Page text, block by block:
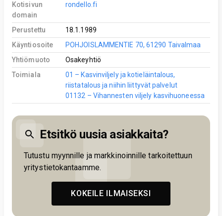
Kotisivun
domain
rondello.fi
Perustettu
18.1.1989
Käyntiosoite
POHJOISLAMMENTIE 70, 61290 Taivalmaa
Yhtiömuoto
Osakeyhtiö
Toimiala
01 – Kasvinviljely ja kotieläintalous,
riistatalous ja niihin liittyvät palvelut
01132 – Vihannesten viljely kasvihuoneessa
Etsitkö uusia asiakkaita?
Tutustu myynnille ja markkinoinnille tarkoitettuun
yritystietokantaamme.
KOKEILE ILMAISEKSI